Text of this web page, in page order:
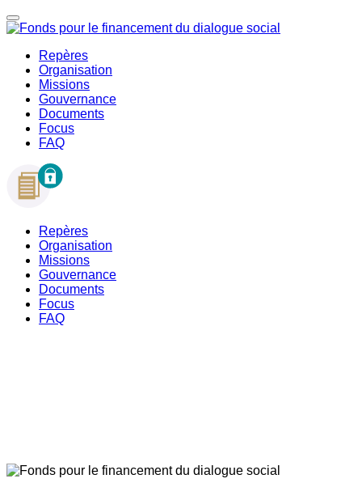
Repères
Organisation
Missions
Gouvernance
Documents
Focus
FAQ
Repères
Organisation
Missions
Gouvernance
Documents
Focus
FAQ